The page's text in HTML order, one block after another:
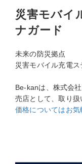
災害モバイ
ナガード
未来の防災拠点
災害モバイル充電ス
Be-kanは、株式会
売店として、取り扱
価格についてはお気